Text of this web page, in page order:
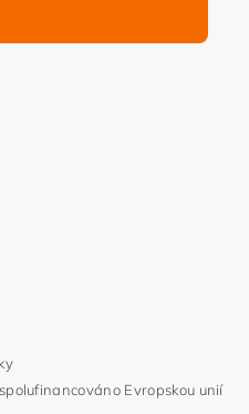
Evropskou unií